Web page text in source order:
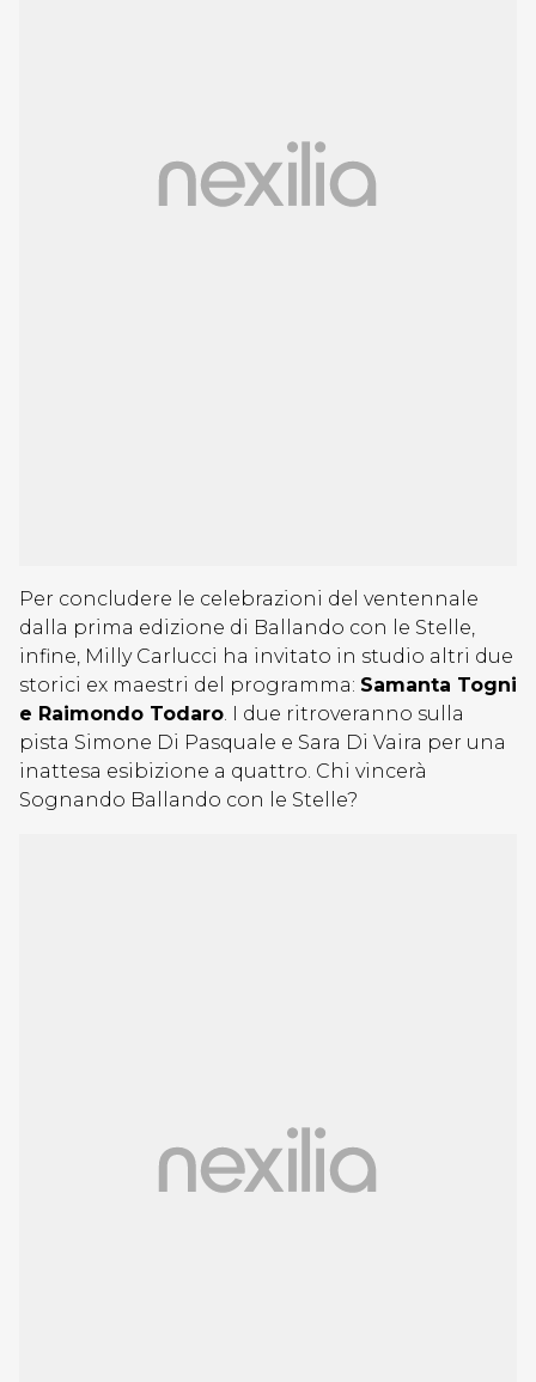
Per concludere le celebrazioni del ventennale
dalla prima edizione di Ballando con le Stelle,
infine, Milly Carlucci ha invitato in studio altri due
storici ex maestri del programma: Samanta Togni
e Raimondo Todaro. I due ritroveranno sulla
pista Simone Di Pasquale e Sara Di Vaira per una
inattesa esibizione a quattro. Chi vincerà
Sognando Ballando con le Stelle?